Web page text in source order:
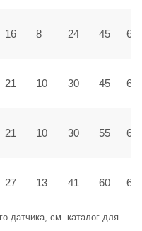
16 8 24 45 6,5
21 10 30 45 6,5
21 10 30 55 6,5
27 13 41 60 6,5
датчика, см. каталог для